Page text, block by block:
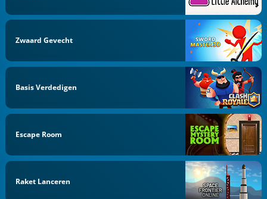
Zwaard Gevecht
Basis Verdedigen
Escape Room
Raket Lanceren